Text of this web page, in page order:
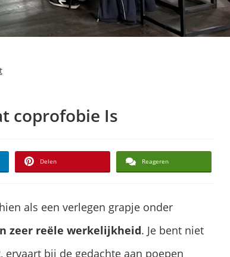
coprofobie Is
Delen Reageren
als een verlegen grapje onder
zeer reële werkelijkheid. Je bent niet
bij de gedachte aan poepen